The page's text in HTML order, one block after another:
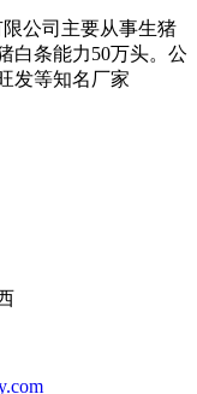
限公司主要从事生猪
白条能力50万头。公
发等知名厂家